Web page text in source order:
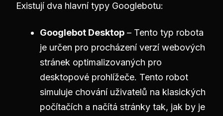
Existují dva hlavní typy Googlebotu:
Googlebot Desktop – Tento typ robota
je určen pro procházení verzí webových
stránek optimalizovaných pro
desktopové prohlížeče. Tento robot
simuluje chování uživatelů na klasických
počítačích a načítá stránky tak, jak by je